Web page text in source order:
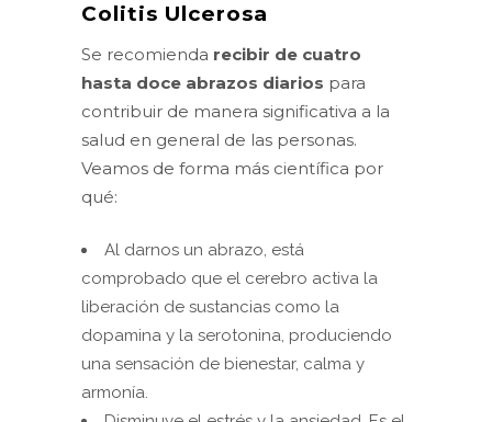
Colitis Ulcerosa
Se recomienda recibir de cuatro
hasta doce abrazos diarios para
contribuir de manera significativa a la
salud en general de las personas.
Veamos de forma más científica por
qué:
Al darnos un abrazo, está
comprobado que el cerebro activa la
liberación de sustancias como la
dopamina y la serotonina, produciendo
una sensación de bienestar, calma y
armonía.